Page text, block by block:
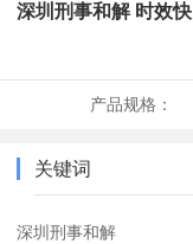
深圳刑事和解 时效快
产品规格：
关键词
深圳刑事和解